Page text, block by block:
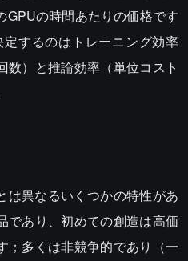
GPUの時間あたりの価格です
するのはトレーニング効率
数）と推論効率（単位コスト
は異なるいくつかの特性があ
であり、初めての創造は高価
；多くは非競争的であり（一